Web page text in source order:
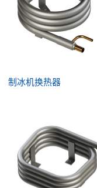
制冰机换热器